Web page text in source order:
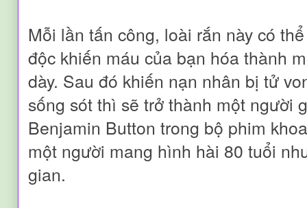
Mỗi lần tấn công, loài rắn này có
độc khiến máu của bạn hóa thành
dày. Sau đó khiến nạn nhân bị tử
sống sót thì sẽ trở thành một người
Benjamin Button trong bộ phim
một người mang hình hài 80 tuổi
gian.